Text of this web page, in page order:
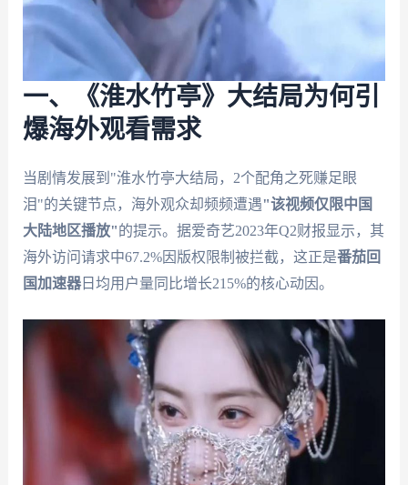
一、《淮水竹亭》大结局为何引
爆海外观看需求
当剧情发展到"淮水竹亭大结局，2个配角之死赚足眼
泪"的关键节点，海外观众却频频遭遇"该视频仅限中国
大陆地区播放"的提示。据爱奇艺2023年Q2财报显示，其
海外访问请求中67.2%因版权限制被拦截，这正是番茄回
国加速器日均用户量同比增长215%的核心动因。